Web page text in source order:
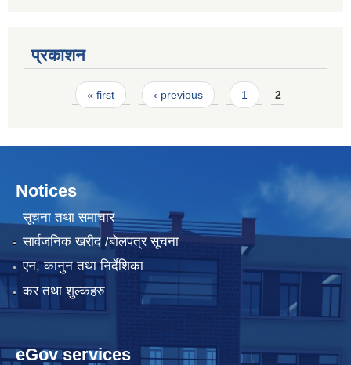
प्रकाशन
Pages« first ‹ previous 1 2
Notices
सूचना तथा समाचार
सार्वजनिक खरीद /बोलपत्र सूचना
एन, कानुन तथा निर्देशिका
कर तथा शुल्कहरु
eGov services